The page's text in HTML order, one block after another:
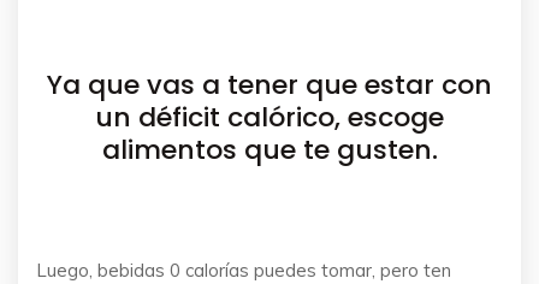
Ya que vas a tener que estar con
un déficit calórico, escoge
alimentos que te gusten.
Luego, bebidas 0 calorías puedes tomar, pero ten